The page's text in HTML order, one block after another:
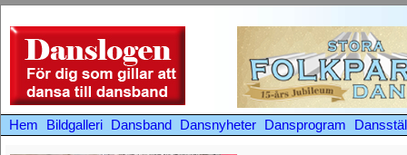
Hem Bildgalleri Dansband Dansnyheter Dansprogram